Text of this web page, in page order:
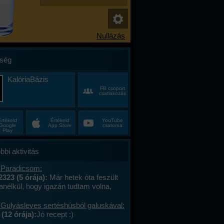
KalóriaBázis
FB csoport
csatlakozás
Play
Értékeld
App Store
YouTube
csatorna
aktivitás
(5 órája): Már hetek óta feszült
hogy igazán tudtam volna,
éveim közepén egyszer csak
minden, ami régen izgalmas
sertéshúsból galuskával:
órája):Jó recept :)